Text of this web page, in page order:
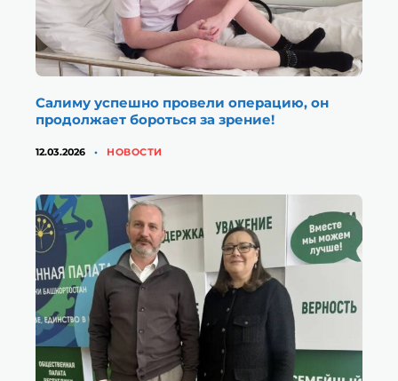
Салиму успешно провели операцию, он
продолжает бороться за зрение!
12.03.2026 КАТЕГОРИИ
НОВОСТИ